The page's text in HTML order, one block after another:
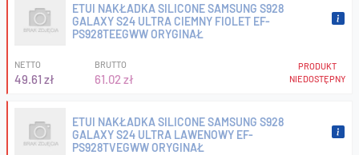
ETUI NAKŁADKA SILICONE SAMSUNG S928
GALAXY S24 ULTRA CIEMNY FIOLET EF-
PS928TEEGWW ORYGINAŁ
NETTO
49.61 zł
BRUTTO
61.02 zł
PRODUKT
NIEDOSTĘPNY
ETUI NAKŁADKA SILICONE SAMSUNG S928
GALAXY S24 ULTRA LAWENOWY EF-
PS928TVEGWW ORYGINAŁ